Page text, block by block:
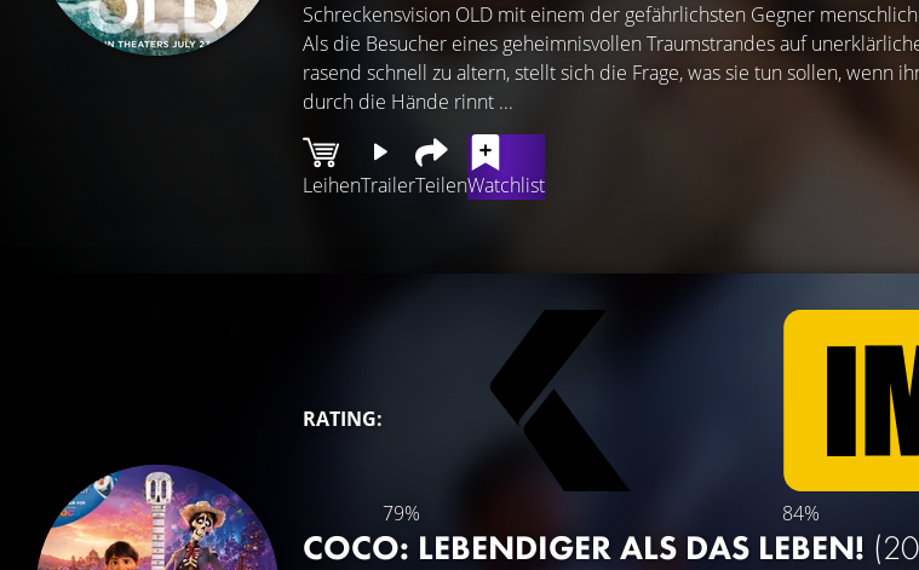
LeihenTrailerTeilenWatchlist
Schreckensvision OLD mit einem der gefährlichsten Gegner
Als die Besucher eines geheimnisvollen Traumstrandes auf
rasend schnell zu altern, stellt sich die Frage, was sie tun sollen, wenn
durch die Hände rinnt ...
RATING:
79% 84%
COCO: LEBENDIGER ALS DAS LEBEN!